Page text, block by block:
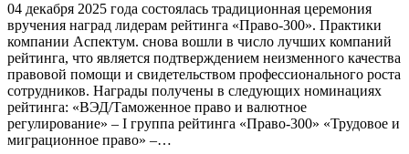
04 декабря 2025 года состоялась традиционная церемония
вручения наград лидерам рейтинга «Право-300». Практики
компании Аспектум. снова вошли в число лучших компаний
рейтинга, что является подтверждением неизменного качества
правовой помощи и свидетельством профессионального роста
сотрудников. Награды получены в следующих номинациях
рейтинга: «ВЭД/Таможенное право и валютное
регулирование» – I группа рейтинга «Право-300» «Трудовое и
миграционное право» –…